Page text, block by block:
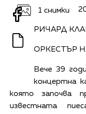
1 снимки
7 декември
РИЧАРД
ОРКЕСТЪР
Вече 39
концертна
която започва
известната